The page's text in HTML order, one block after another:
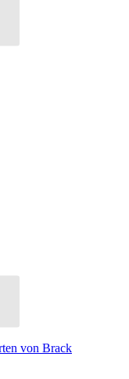
von Brack